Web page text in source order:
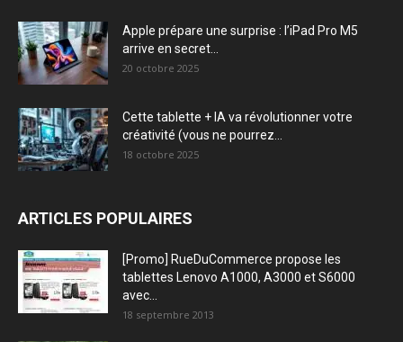
Apple prépare une surprise : l’iPad Pro M5
arrive en secret...
20 octobre 2025
Cette tablette + IA va révolutionner votre
créativité (vous ne pourrez...
18 octobre 2025
ARTICLES POPULAIRES
[Promo] RueDuCommerce propose les
tablettes Lenovo A1000, A3000 et S6000
avec...
18 septembre 2013